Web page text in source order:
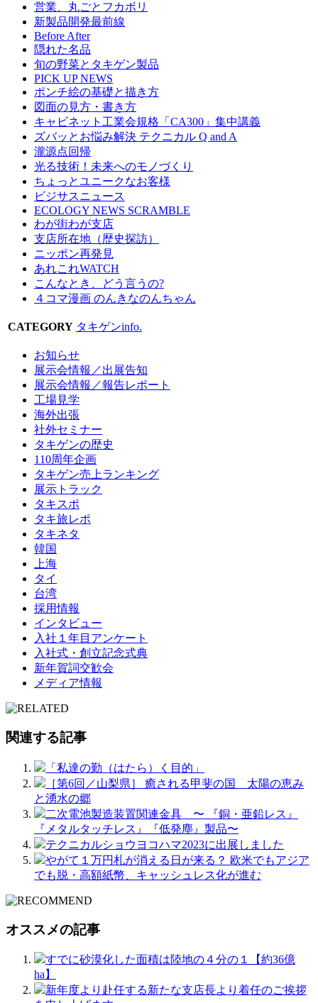
営業、丸ごとフカボリ
新製品開発最前線
Before After
隠れた名品
旬の野菜とタキゲン製品
PICK UP NEWS
ポンチ絵の基礎と描き方
図面の見方・書き方
キャビネット工業会規格「CA300」集中講義
ズバッとお悩み解決 テクニカル Q and A
瀧源点回帰
光る技術！未来へのモノづくり
ちょっとユニークなお客様
ビジサスニュース
ECOLOGY NEWS SCRAMBLE
わが街わが支店
支店所在地（歴史探訪）
ニッポン再発見
あれこれWATCH
こんなとき、どう言うの?
４コマ漫画 のんきなのんちゃん
CATEGORY タキゲンinfo.
お知らせ
展示会情報／出展告知
展示会情報／報告レポート
工場見学
海外出張
社外セミナー
タキゲンの歴史
110周年企画
タキゲン売上ランキング
展示トラック
タキスポ
タキ旅レポ
タキネタ
韓国
上海
タイ
台湾
採用情報
インタビュー
入社１年目アンケート
入社式・創立記念式典
新年賀詞交歓会
メディア情報
関連する記事
「私達の勤（はたら）く目的」
［第6回／山梨県］ 癒される甲斐の国 太陽の恵み
と湧水の郷
二次電池製造装置関連金具 〜 『銅・亜鉛レス』
『メタルタッチレス』『低発塵』製品〜
テクニカルショウヨコハマ2023に出展しました
やがて１万円札が消える日が来る？ 欧米でもアジア
でも脱・高額紙幣、キャッシュレス化が進む
オススメの記事
すでに砂漠化した面積は陸地の４分の１【約36億
ha】
新年度より赴任する新たな支店長より着任のご挨拶